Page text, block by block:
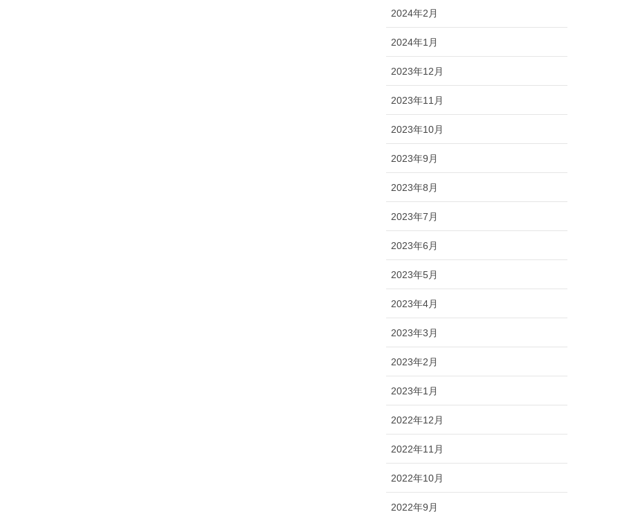
2024年2月
2024年1月
2023年12月
2023年11月
2023年10月
2023年9月
2023年8月
2023年7月
2023年6月
2023年5月
2023年4月
2023年3月
2023年2月
2023年1月
2022年12月
2022年11月
2022年10月
2022年9月